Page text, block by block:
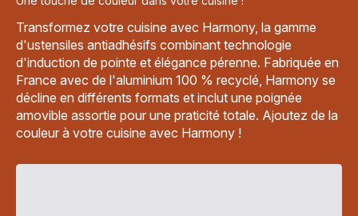
Transformez votre cuisine avec Harmony, la gamme
d'ustensiles antiadhésifs combinant technologie
d'induction de pointe et élégance pérenne. Fabriquée en
France avec de l'aluminium 100 % recyclé, Harmony se
décline en différents formats et inclut une poignée
amovible assortie pour une praticité totale. Ajoutez de la
couleur à votre cuisine avec Harmony !